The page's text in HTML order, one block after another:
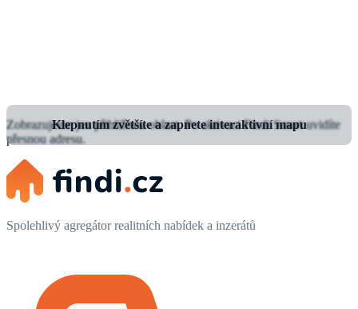
Klepnutím zvětšíte a zapnete interaktivní mapu
Zobrazujeme jen přibližnou oblast.Po aktivaci Findi Smart uvidíte
přesnou adresu.
Spolehlivý agregátor realitních nabídek a inzerátů